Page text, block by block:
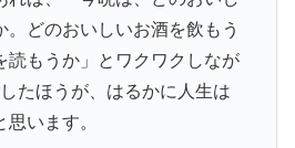
。どのおいしいお酒を飲もう
読もうか」とワクワクしなが
たほうが、はるかに人生は
います。